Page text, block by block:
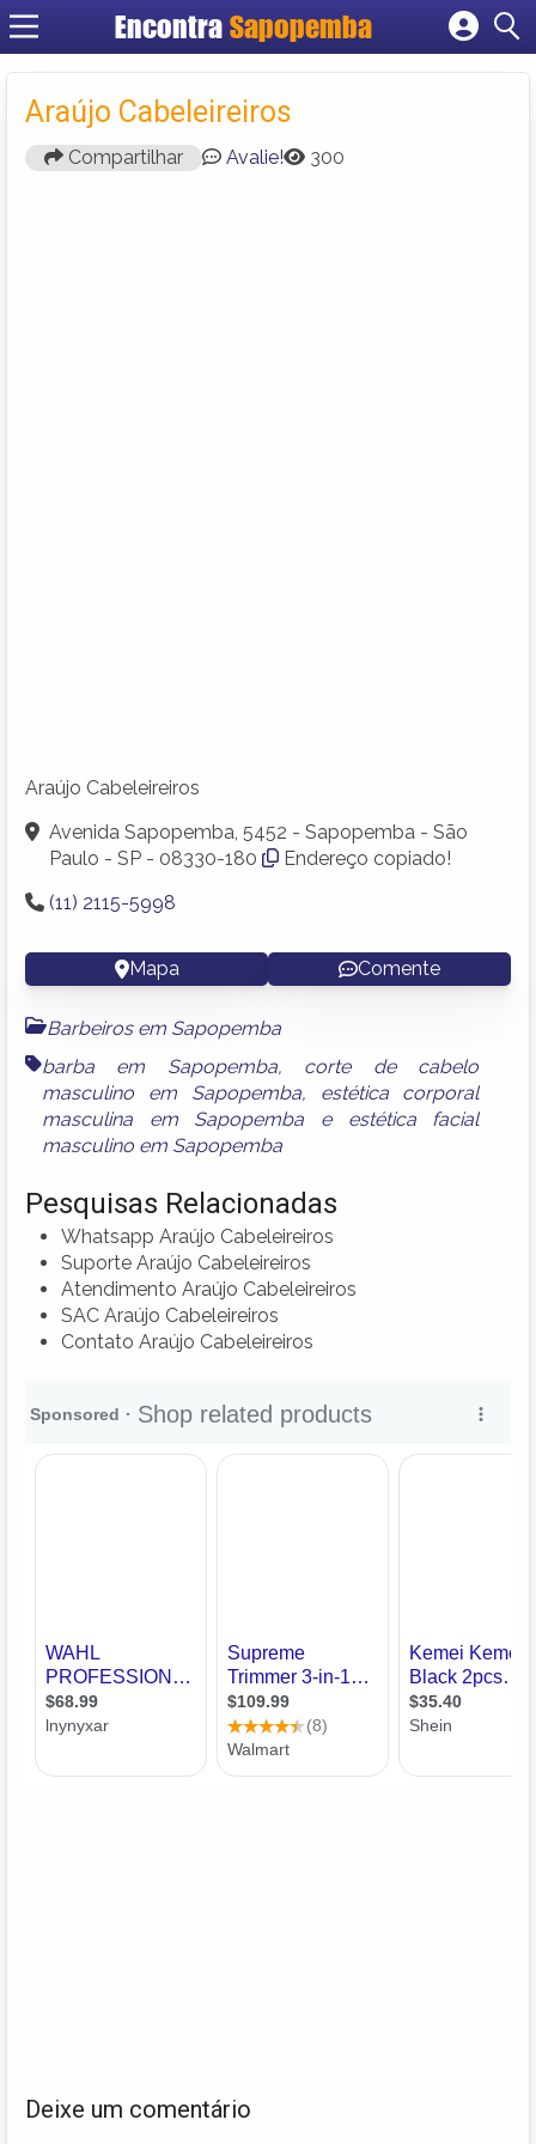
Encontra Sapopemba
Cadastrar empresa
Criar conta
Araújo Cabeleireiros
Compartilhar Avalie! 300
Araújo Cabeleireiros
Avenida Sapopemba, 5452 - Sapopemba - São
Paulo - SP - 08330-180
Endereço copiado!
(11) 2115-5998
Mapa Comente
Barbeiros em Sapopemba
barba em Sapopemba, corte de cabelo
masculino em Sapopemba, estética corporal
masculina em Sapopemba e estética facial
masculino em Sapopemba
Pesquisas Relacionadas
Whatsapp Araújo Cabeleireiros
Suporte Araújo Cabeleireiros
Atendimento Araújo Cabeleireiros
SAC Araújo Cabeleireiros
Contato Araújo Cabeleireiros
Deixe um comentário